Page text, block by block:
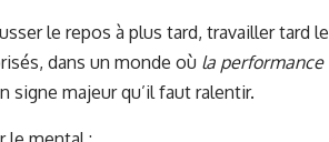
le repos à plus tard, travailler tard le
dans un monde où la performance
signe majeur qu’il faut ralentir.